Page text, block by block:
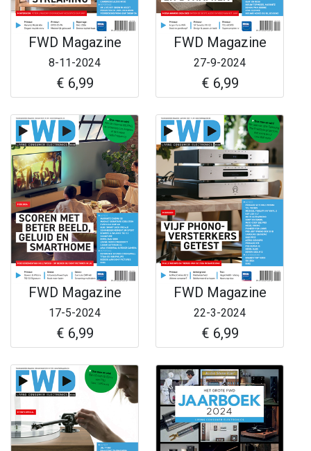
FWD Magazine
8-11-2024
€ 6,99
FWD Magazine
27-9-2024
€ 6,99
FWD Magazine
17-5-2024
€ 6,99
FWD Magazine
22-3-2024
€ 6,99